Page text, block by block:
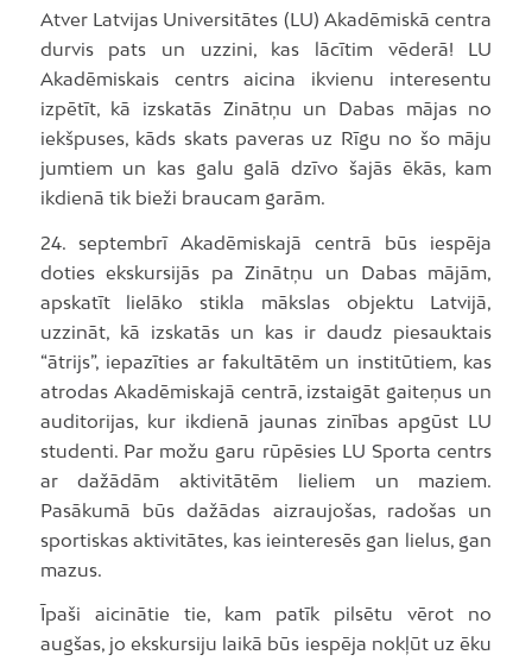
Atver Latvijas Universitātes (LU) Akadēmiskā centra
durvis pats un uzzini, kas lācītim vēderā! LU
Akadēmiskais centrs aicina ikvienu interesentu
izpētīt, kā izskatās Zinātņu un Dabas mājas no
iekšpuses, kāds skats paveras uz Rīgu no šo māju
jumtiem un kas galu galā dzīvo šajās ēkās, kam
ikdienā tik bieži braucam garām.
24. septembrī Akadēmiskajā centrā būs iespēja
doties ekskursijās pa Zinātņu un Dabas mājām,
apskatīt lielāko stikla mākslas objektu Latvijā,
uzzināt, kā izskatās un kas ir daudz piesauktais
“ātrijs”, iepazīties ar fakultātēm un institūtiem, kas
atrodas Akadēmiskajā centrā, izstaigāt gaiteņus un
auditorijas, kur ikdienā jaunas zinības apgūst LU
studenti. Par možu garu rūpēsies LU Sporta centrs
ar dažādām aktivitātēm lieliem un maziem.
Pasākumā būs dažādas aizraujošas, radošas un
sportiskas aktivitātes, kas ieinteresēs gan lielus, gan
mazus.​
​Īpaši aicinātie tie, kam patīk pilsētu vērot no
augšas, jo ekskursiju laikā būs iespēja nokļūt uz ēku